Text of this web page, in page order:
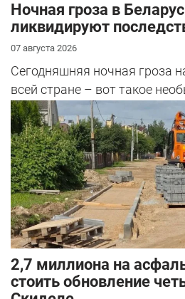
Ночная гроза в
ликвидируют
07 августа 2026
Сегодняшняя ночная гроза
всей стране – вот такое
году.
2,7 миллиона на
стоить обновление